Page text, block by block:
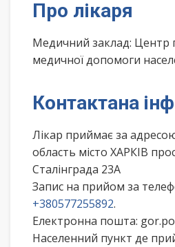
Про лікаря
Медичний заклад: Центр
медичної допомоги
Контактана
Лікар приймає за
область місто ХАРКІВ
Сталінграда 23А
Запис на прийом за
+380577255892.
Електронна пошта:
Населенний пункт де